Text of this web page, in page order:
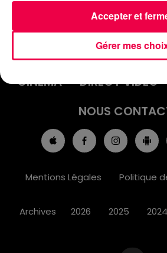
INFOS
JEUX
CINÉMA
DIRECT VIDÉO
NOUS
Mentions Légales Politique
Archives 2026 2025 2024
Gérer mes
Accepter et